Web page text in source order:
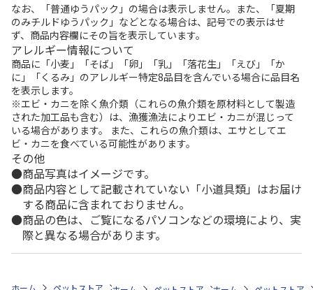
なお、「普通ゆうパック」の場合は表示しません。また、「夏期
のみチルドゆうパック」などとなる場合は、記号での表示はせ
ず、商品内容欄にその旨を表示しています。
アレルギー情報について
商品に「小麦」「そば」「卵」「乳」「落花生」「えび」「か
に」「くるみ」のアレルギー特定8品目を含んでいる場合に品目名
を表示します。
※エビ・カニを除く魚介類（これらの魚介類を原材料として製造
された加工品も含む）は、漁獲漁法によりエビ・カニが混じって
いる場合があります。 また、これらの魚介類は、エサとしてエ
ビ・カニを食べている可能性があります。
その他
商品写真はイメージです。
商品内容として記載されていない「小道具類」はお届け
する商品に含まれておりません。
商品の色は、ご覧になるパソコンなどの環境により、実
際と異なる場合があります。
ホーム ペットストア フード フード（小動物用） リス おて